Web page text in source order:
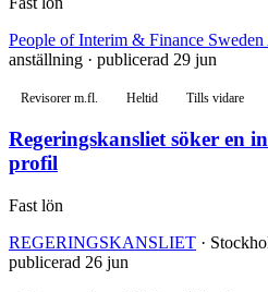
People of Interim & Finance
anställning · publicerad 29 jun
Revisorer m.fl. Heltid Tills vidare
Regeringskansliet söker en
profil
Fast lön
REGERINGSKANSLIET ·
publicerad 26 jun